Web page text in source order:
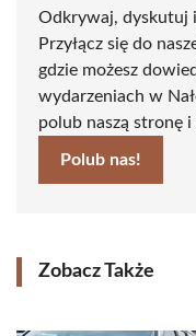
Odkrywaj, dyskutuj
Przyłącz się do
gdzie możesz
wydarzeniach w
polub naszą stronę i
Polub nas!
Zobacz Także